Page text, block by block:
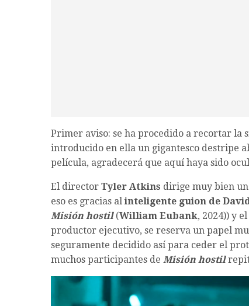
Primer aviso: se ha procedido a recortar la
introducido en ella un gigantesco destripe
película, agradecerá que aquí haya sido
El director Tyler Atkins dirige muy bien
eso es gracias al inteligente guion de
Misión hostil(William Eubank, 2024)) y
productor ejecutivo, se reserva un papel
seguramente decidido así para ceder el
muchos participantes de Misión hostil